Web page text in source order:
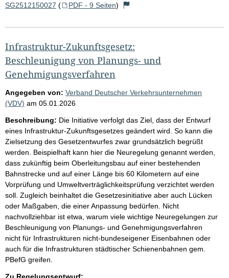
SG2512150027 ( PDF - 9 Seiten)
Infrastruktur-Zukunftsgesetz:
Beschleunigung von Planungs- und
Genehmigungsverfahren
Angegeben von: Verband Deutscher Verkehrsunternehmen
(VDV) am 05.01.2026
Beschreibung: Die Initiative verfolgt das Ziel, dass der Entwurf
eines Infrastruktur-Zukunftsgesetzes geändert wird. So kann die
Zielsetzung des Gesetzentwurfes zwar grundsätzlich begrüßt
werden. Beispielhaft kann hier die Neuregelung genannt werden,
dass zukünftig beim Oberleitungsbau auf einer bestehenden
Bahnstrecke und auf einer Länge bis 60 Kilometern auf eine
Vorprüfung und Umweltverträglichkeitsprüfung verzichtet werden
soll. Zugleich beinhaltet die Gesetzesinitiative aber auch Lücken
oder Maßgaben, die einer Anpassung bedürfen. Nicht
nachvollziehbar ist etwa, warum viele wichtige Neuregelungen zur
Beschleunigung von Planungs- und Genehmigungsverfahren
nicht für Infrastrukturen nicht-bundeseigener Eisenbahnen oder
auch für die Infrastrukturen städtischer Schienenbahnen gem.
PBefG greifen.
Zu Regelungsentwurf: